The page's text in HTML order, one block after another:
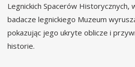
Legnickich Spacerów Historycznych,
badacze legnickiego Muzeum
pokazując jego ukryte oblicze i
historie.